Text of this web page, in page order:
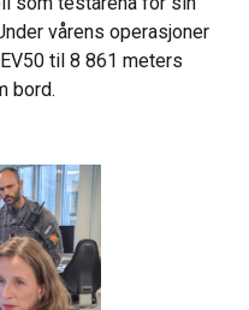
vårens operasjoner
til 8 861 meters
bord.